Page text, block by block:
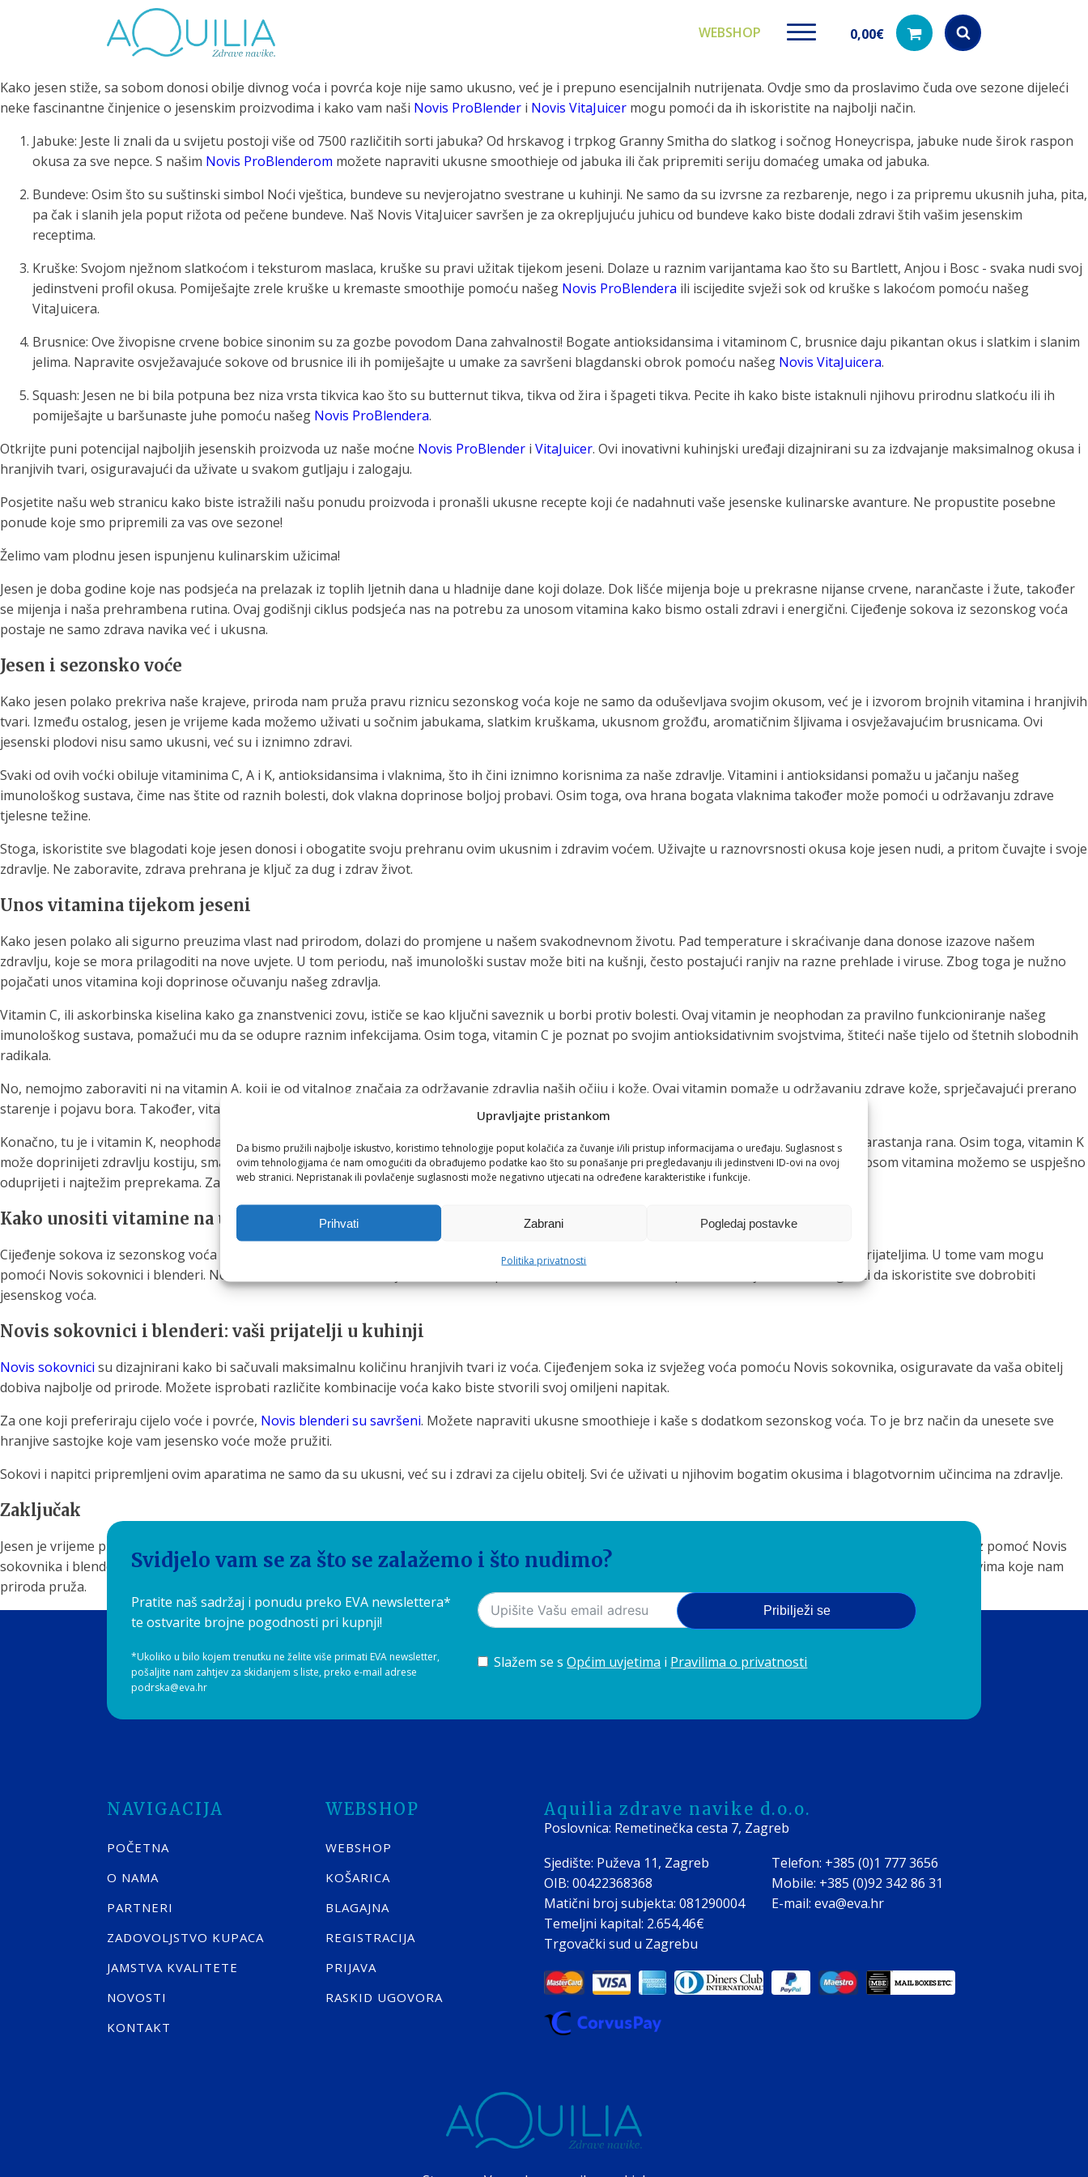
Upravljajte pristankom
Da bismo pružili najbolje iskustvo, koristimo tehnologije poput kolačića za čuvanje i/ili pristup informacijama o uređaju. Suglasnost s
ovim tehnologijama će nam omogućiti da obrađujemo podatke kao što su ponašanje pri pregledavanju ili jedinstveni ID-ovi na ovoj
web stranici. Nepristanak ili povlačenje suglasnosti može negativno utjecati na određene karakteristike i funkcije.
Prihvati Zabrani Pogledaj postavke
Politika privatnosti
WEBSHOP 0,00€
Products
search
Kako jesen stiže, sa sobom donosi obilje divnog voća i povrća koje nije samo ukusno, već je i prepuno esencijalnih nutrijenata. Ovdje smo da proslavimo čuda ove sezone dijeleći
neke fascinantne činjenice o jesenskim proizvodima i kako vam naši Novis ProBlender i Novis VitaJuicer mogu pomoći da ih iskoristite na najbolji način.
Jabuke: Jeste li znali da u svijetu postoji više od 7500 različitih sorti jabuka? Od hrskavog i trpkog Granny Smitha do slatkog i sočnog Honeycrispa, jabuke nude širok raspon
okusa za sve nepce. S našim Novis ProBlenderom možete napraviti ukusne smoothieje od jabuka ili čak pripremiti seriju domaćeg umaka od jabuka.
Bundeve: Osim što su suštinski simbol Noći vještica, bundeve su nevjerojatno svestrane u kuhinji. Ne samo da su izvrsne za rezbarenje, nego i za pripremu ukusnih juha, pita,
pa čak i slanih jela poput rižota od pečene bundeve. Naš Novis VitaJuicer savršen je za okrepljujuću juhicu od bundeve kako biste dodali zdravi štih vašim jesenskim
receptima.
Kruške: Svojom nježnom slatkoćom i teksturom maslaca, kruške su pravi užitak tijekom jeseni. Dolaze u raznim varijantama kao što su Bartlett, Anjou i Bosc - svaka nudi svoj
jedinstveni profil okusa. Pomiješajte zrele kruške u kremaste smoothije pomoću našeg Novis ProBlendera ili iscijedite svježi sok od kruške s lakoćom pomoću našeg
VitaJuicera.
Brusnice: Ove živopisne crvene bobice sinonim su za gozbe povodom Dana zahvalnosti! Bogate antioksidansima i vitaminom C, brusnice daju pikantan okus i slatkim i slanim
jelima. Napravite osvježavajuće sokove od brusnice ili ih pomiješajte u umake za savršeni blagdanski obrok pomoću našeg Novis VitaJuicera.
Squash: Jesen ne bi bila potpuna bez niza vrsta tikvica kao što su butternut tikva, tikva od žira i špageti tikva. Pecite ih kako biste istaknuli njihovu prirodnu slatkoću ili ih
pomiješajte u baršunaste juhe pomoću našeg Novis ProBlendera.
Otkrijte puni potencijal najboljih jesenskih proizvoda uz naše moćne Novis ProBlender i VitaJuicer. Ovi inovativni kuhinjski uređaji dizajnirani su za izdvajanje maksimalnog okusa i
hranjivih tvari, osiguravajući da uživate u svakom gutljaju i zalogaju.
Posjetite našu web stranicu kako biste istražili našu ponudu proizvoda i pronašli ukusne recepte koji će nadahnuti vaše jesenske kulinarske avanture. Ne propustite posebne
ponude koje smo pripremili za vas ove sezone!
Želimo vam plodnu jesen ispunjenu kulinarskim užicima!
Jesen je doba godine koje nas podsjeća na prelazak iz toplih ljetnih dana u hladnije dane koji dolaze. Dok lišće mijenja boje u prekrasne nijanse crvene, narančaste i žute, također
se mijenja i naša prehrambena rutina. Ovaj godišnji ciklus podsjeća nas na potrebu za unosom vitamina kako bismo ostali zdravi i energični. Cijeđenje sokova iz sezonskog voća
postaje ne samo zdrava navika već i ukusna.
Jesen i sezonsko voće
Kako jesen polako prekriva naše krajeve, priroda nam pruža pravu riznicu sezonskog voća koje ne samo da oduševljava svojim okusom, već je i izvorom brojnih vitamina i hranjivih
tvari. Između ostalog, jesen je vrijeme kada možemo uživati u sočnim jabukama, slatkim kruškama, ukusnom grožđu, aromatičnim šljivama i osvježavajućim brusnicama. Ovi
jesenski plodovi nisu samo ukusni, već su i iznimno zdravi.
Svaki od ovih voćki obiluje vitaminima C, A i K, antioksidansima i vlaknima, što ih čini iznimno korisnima za naše zdravlje. Vitamini i antioksidansi pomažu u jačanju našeg
imunološkog sustava, čime nas štite od raznih bolesti, dok vlakna doprinose boljoj probavi. Osim toga, ova hrana bogata vlaknima također može pomoći u održavanju zdrave
tjelesne težine.
Stoga, iskoristite sve blagodati koje jesen donosi i obogatite svoju prehranu ovim ukusnim i zdravim voćem. Uživajte u raznovrsnosti okusa koje jesen nudi, a pritom čuvajte i svoje
zdravlje. Ne zaboravite, zdrava prehrana je ključ za dug i zdrav život.
Unos vitamina tijekom jeseni
Kako jesen polako ali sigurno preuzima vlast nad prirodom, dolazi do promjene u našem svakodnevnom životu. Pad temperature i skraćivanje dana donose izazove našem
zdravlju, koje se mora prilagoditi na nove uvjete. U tom periodu, naš imunološki sustav može biti na kušnji, često postajući ranjiv na razne prehlade i viruse. Zbog toga je nužno
pojačati unos vitamina koji doprinose očuvanju našeg zdravlja.
Vitamin C, ili askorbinska kiselina kako ga znanstvenici zovu, ističe se kao ključni saveznik u borbi protiv bolesti. Ovaj vitamin je neophodan za pravilno funkcioniranje našeg
imunološkog sustava, pomažući mu da se odupre raznim infekcijama. Osim toga, vitamin C je poznat po svojim antioksidativnim svojstvima, štiteći naše tijelo od štetnih slobodnih
radikala.
No, nemojmo zaboraviti ni na vitamin A, koji je od vitalnog značaja za održavanje zdravlja naših očiju i kože. Ovaj vitamin pomaže u održavanju zdrave kože, sprječavajući prerano
starenje i pojavu bora. Također, vitamin A igra važnu ulogu u očuvanju vida, štiteći oči od štetnih učinaka slobodnih radikala.
Konačno, tu je i vitamin K, neophodan za pravilno zgrušavanje krvi. Ovaj vitamin pomaže u prevenciji krvarenja i igra ključnu ulogu u procesu zarastanja rana. Osim toga, vitamin K
može doprinijeti zdravlju kostiju, smanjujući rizik od osteoporoze. Ukratko, dolazak jeseni donosi nove izazove našem zdravlju, ali pravilnim unosom vitamina možemo se uspješno
oduprijeti i najtežim preprekama. Zato ne zaboravite na svoju dnevnu dozu vitamina C, A i K!
Kako unositi vitamine na ukusan način
Cijeđenje sokova iz sezonskog voća nije samo ukusan način da unesete potrebne vitamine, već i zabavan proces koji možete dijeliti s obitelji i prijateljima. U tome vam mogu
pomoći Novis sokovnici i blenderi. Novis, renomirana marka u svijetu kućanskih aparata, nudi visokokvalitetne proizvode koji će vam omogućiti da iskoristite sve dobrobiti
jesenskog voća.
Novis sokovnici i blenderi: vaši prijatelji u kuhinji
Novis sokovnici su dizajnirani kako bi sačuvali maksimalnu količinu hranjivih tvari iz voća. Cijeđenjem soka iz svježeg voća pomoću Novis sokovnika, osiguravate da vaša obitelj
dobiva najbolje od prirode. Možete isprobati različite kombinacije voća kako biste stvorili svoj omiljeni napitak.
Za one koji preferiraju cijelo voće i povrće, Novis blenderi su savršeni. Možete napraviti ukusne smoothieje i kaše s dodatkom sezonskog voća. To je brz način da unesete sve
hranjive sastojke koje vam jesensko voće može pružiti.
Sokovi i napitci pripremljeni ovim aparatima ne samo da su ukusni, već su i zdravi za cijelu obitelj. Svi će uživati u njihovim bogatim okusima i blagotvornim učincima na zdravlje.
Zaključak
Jesen je vrijeme promjena, ali i prilika da obogatite svoju prehranu s sezonskim voćem bogatim vitaminima i hranjivim tvarima. Cijeđenje sokova iz ovih plodova uz pomoć Novis
sokovnika i blendera omogućava vam da ostanete zdravi, energični i spremni za izazove hladnijih dana. Ne zaboravite uživati u čarima ove čarobne sezone i darovima koje nam
priroda pruža.
Svidjelo vam se za što se zalažemo i što nudimo?
Pratite naš sadržaj i ponudu preko EVA newslettera*
te ostvarite brojne pogodnosti pri kupnji!
*Ukoliko u bilo kojem trenutku ne želite više primati EVA newsletter,
pošaljite nam zahtjev za skidanjem s liste, preko e-mail adrese
podrska@eva.hr
Pribilježi se
Slažem se sOpćim uvjetima i Pravilima o privatnosti
NAVIGACIJA
POČETNA
O NAMA
PARTNERI
ZADOVOLJSTVO KUPACA
JAMSTVA KVALITETE
NOVOSTI
KONTAKT
WEBSHOP
WEBSHOP
KOŠARICA
BLAGAJNA
REGISTRACIJA
PRIJAVA
RASKID UGOVORA
Aquilia zdrave navike d.o.o.
Poslovnica: Remetinečka cesta 7, Zagreb
Sjedište: Puževa 11, Zagreb
OIB: 00422368368
Matični broj subjekta: 081290004
Temeljni kapital: 2.654,46€
Trgovački sud u Zagrebu
Telefon: +385 (0)1 777 3656
Mobile: +385 (0)92 342 86 31
E-mail: eva@eva.hr
Tuš glave
filtriranje vode za
tuširanje
Vrčevi za filtriranje
vode
Potpuno prijenosno rješenje
Boce za filtriranje
vode
Potpuno prijenosno rješenje
Zamjenski dijelovi
Zamjenski dijelovi za naše
proizvode
Akcijski paketi
Proizvodi na akciji
Ugradbeni filteri za
vodu
Učinkovito filtriranje vode iz
Kod nas